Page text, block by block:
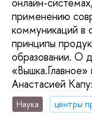
применению
коммуникаций в
принципы
образовании. О
Анастасией
Наука центры